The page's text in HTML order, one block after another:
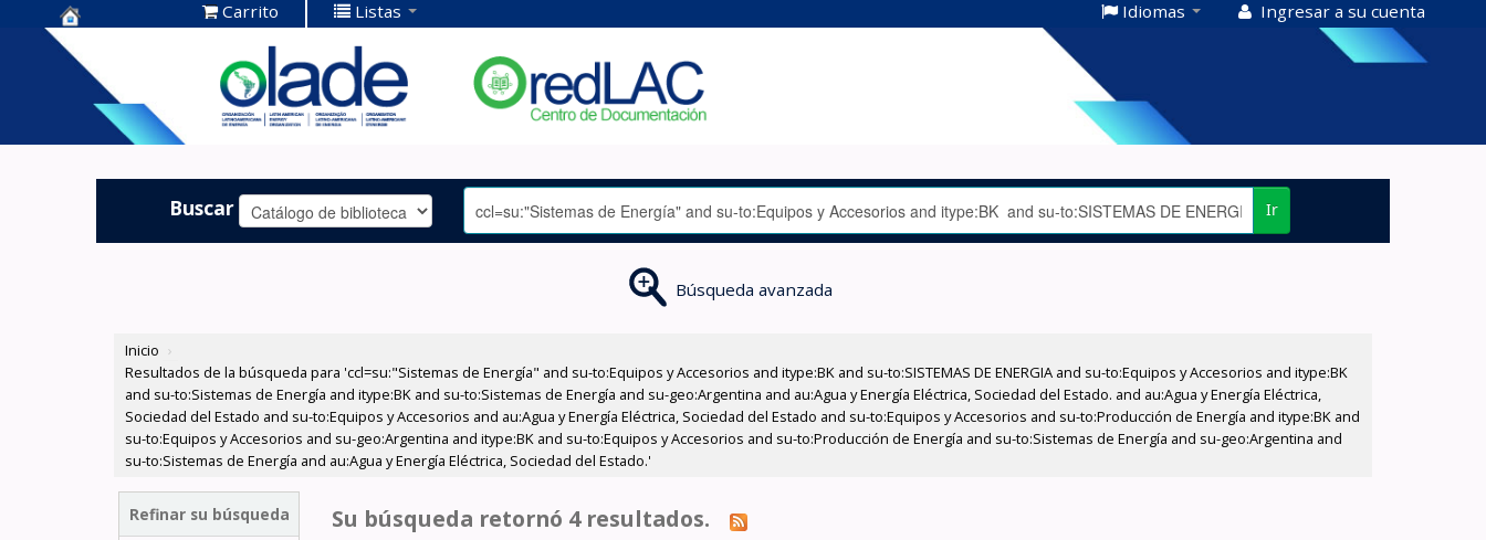
Centro de
Documentación
OLADE -
Carrito Listas Idiomas Ingresar a su cuenta
Buscar Ir
Búsqueda avanzada
Inicio ›
Resultados de la búsqueda para 'ccl=su:"Sistemas de Energía" and su-to:Equipos y Accesorios and itype:BK and su-to:SISTEMAS DE ENERGIA and su-to:Equipos y Accesorios and itype:BK
and su-to:Sistemas de Energía and itype:BK and su-to:Sistemas de Energía and su-geo:Argentina and au:Agua y Energía Eléctrica, Sociedad del Estado. and au:Agua y Energía Eléctrica,
Sociedad del Estado and su-to:Equipos y Accesorios and au:Agua y Energía Eléctrica, Sociedad del Estado and su-to:Equipos y Accesorios and su-to:Producción de Energía and itype:BK and
su-to:Equipos y Accesorios and su-geo:Argentina and itype:BK and su-to:Equipos y Accesorios and su-to:Producción de Energía and su-to:Sistemas de Energía and su-geo:Argentina and
su-to:Sistemas de Energía and au:Agua y Energía Eléctrica, Sociedad del Estado.'
Refinar su búsqueda Su búsqueda retornó 4 resultados.